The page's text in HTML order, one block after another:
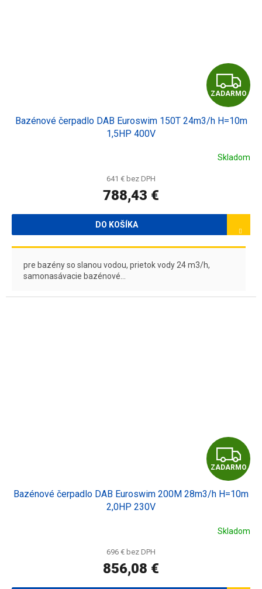
Z
A
D
A
O
ZADARMO
Bazénové čerpadlo DAB Euroswim 150T 24m3/h H=10m
1,5HP 400V
Skladom
641 € bez DPH
788,43 €
DO KOŠÍKA
pre bazény so slanou vodou, prietok vody 24 m3/h,
samonasávacie bazénové...
Z
A
D
A
ZADARMO
Bazénové čerpadlo DAB Euroswim 200M 28m3/h H=10m
2,0HP 230V
Skladom
696 € bez DPH
856,08 €